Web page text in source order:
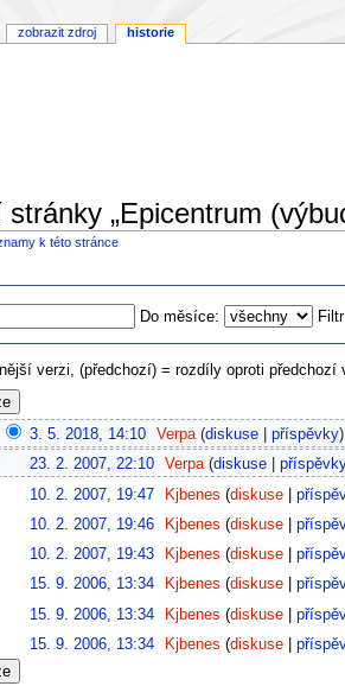
„Epicentrum
k této stránce
Do měsíce:
verzi, (předchozí) = rozdíly oproti předchozí
3. 5. 2018, 14:10‎ Verpa diskuse příspěvky
23. 2. 2007, 22:10‎ Verpa diskuse
10. 2. 2007, 19:47‎ Kjbenes diskuse
10. 2. 2007, 19:46‎ Kjbenes diskuse
10. 2. 2007, 19:43‎ Kjbenes diskuse
15. 9. 2006, 13:34‎ Kjbenes diskuse
15. 9. 2006, 13:34‎ Kjbenes diskuse
15. 9. 2006, 13:34‎ Kjbenes diskuse
zobrazit zdroj historie